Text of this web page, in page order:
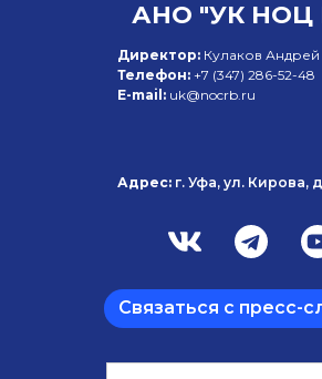
АНО "УК НОЦ
Директор: Кулаков
Телефон: +7 (347) 286-52-48
E-mail: uk@nocrb.ru
Адрес: г. Уфа, ул. Кирова,
Связаться с пресс-